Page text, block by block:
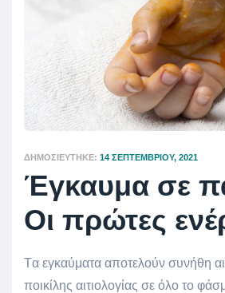
ΔΗΜΟΣΙΕΎΤΗΚΕ: 14 ΣΕΠΤΕΜΒΡΊΟΥ, 2021
Έγκαυμα σε
Οι πρώτες
Tα εγκαύματα αποτελούν συνήθη
ποικίλης αιτιολογίας σε όλο το